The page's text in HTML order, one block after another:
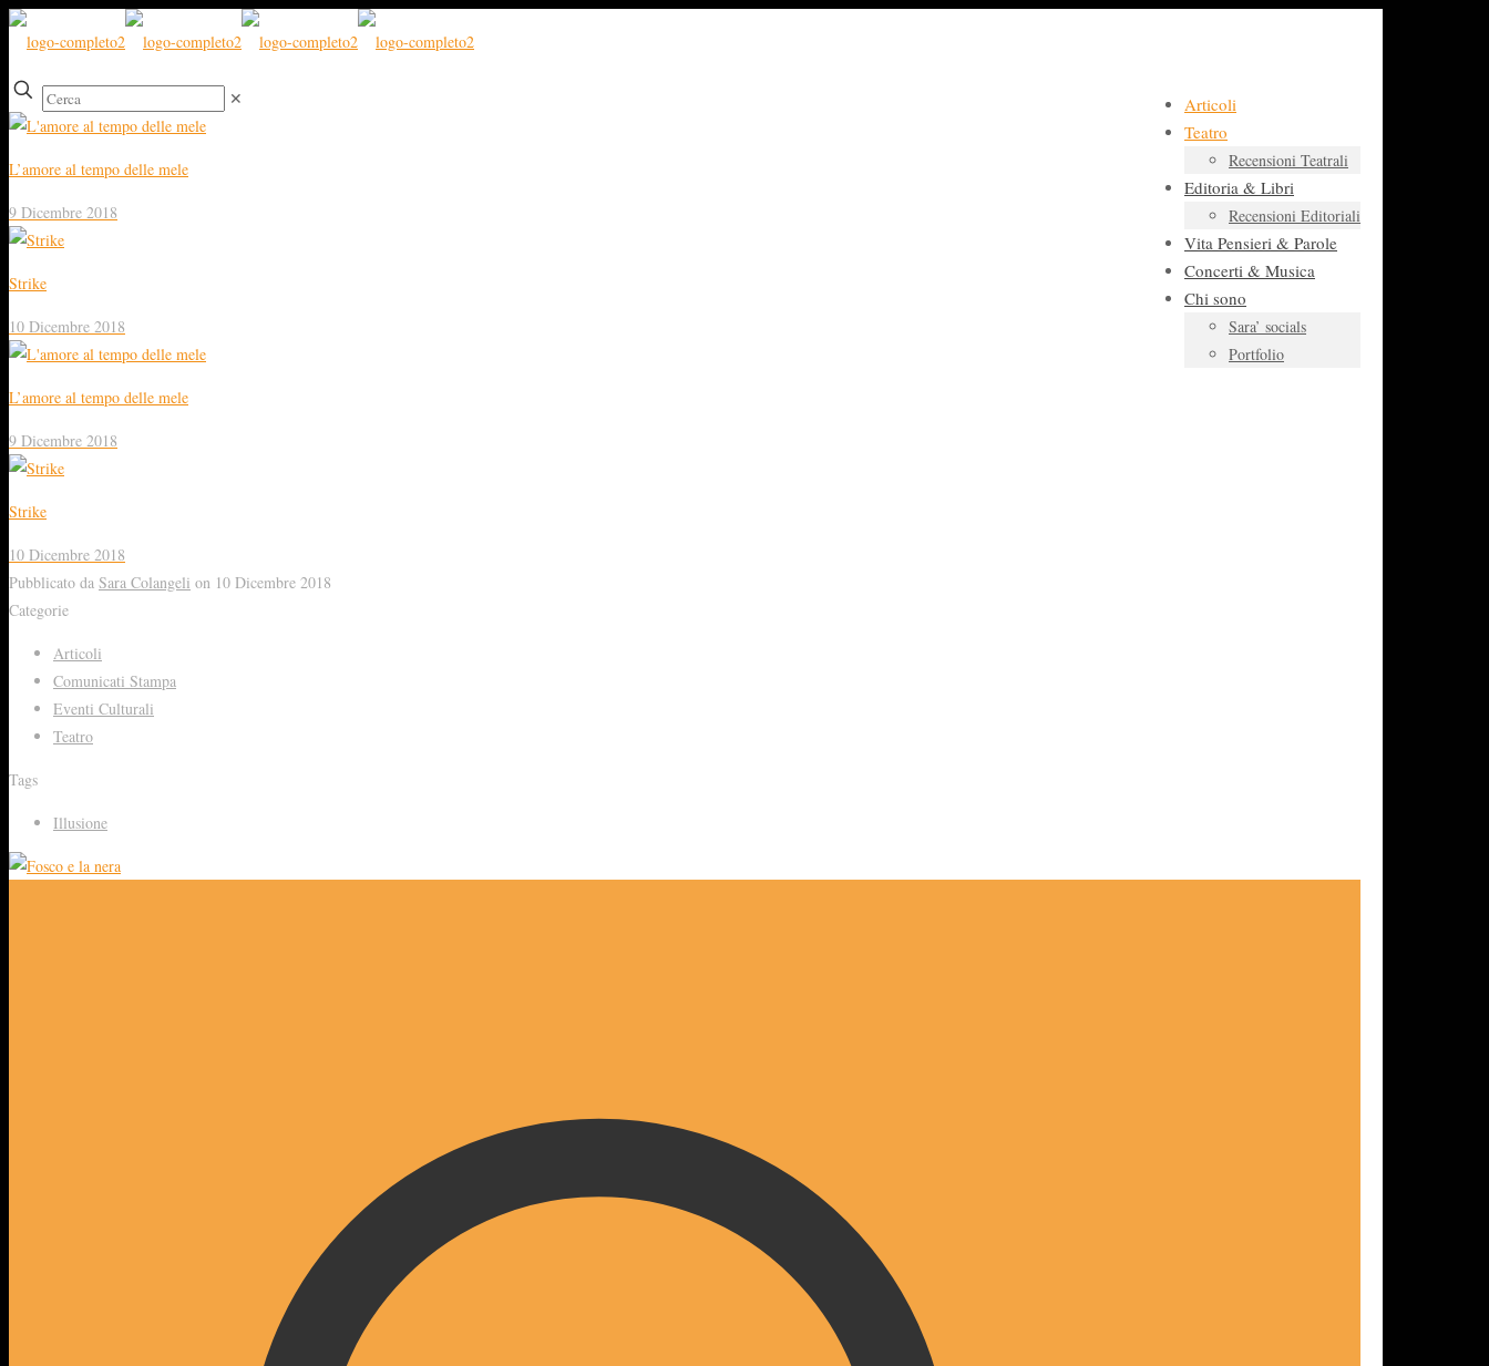
Articoli
Teatro
Recensioni Teatrali
Editoria & Libri
Recensioni Editoriali
Vita Pensieri & Parole
Concerti & Musica
Chi sono
Sara’ socials
Portfolio
✕
L’amore al tempo delle mele
9 Dicembre 2018
Strike
10 Dicembre 2018
L’amore al tempo delle mele
9 Dicembre 2018
Strike
10 Dicembre 2018
Pubblicato da Sara Colangeli on 10 Dicembre 2018
Categorie
Articoli
Comunicati Stampa
Eventi Culturali
Teatro
Tags
Illusione